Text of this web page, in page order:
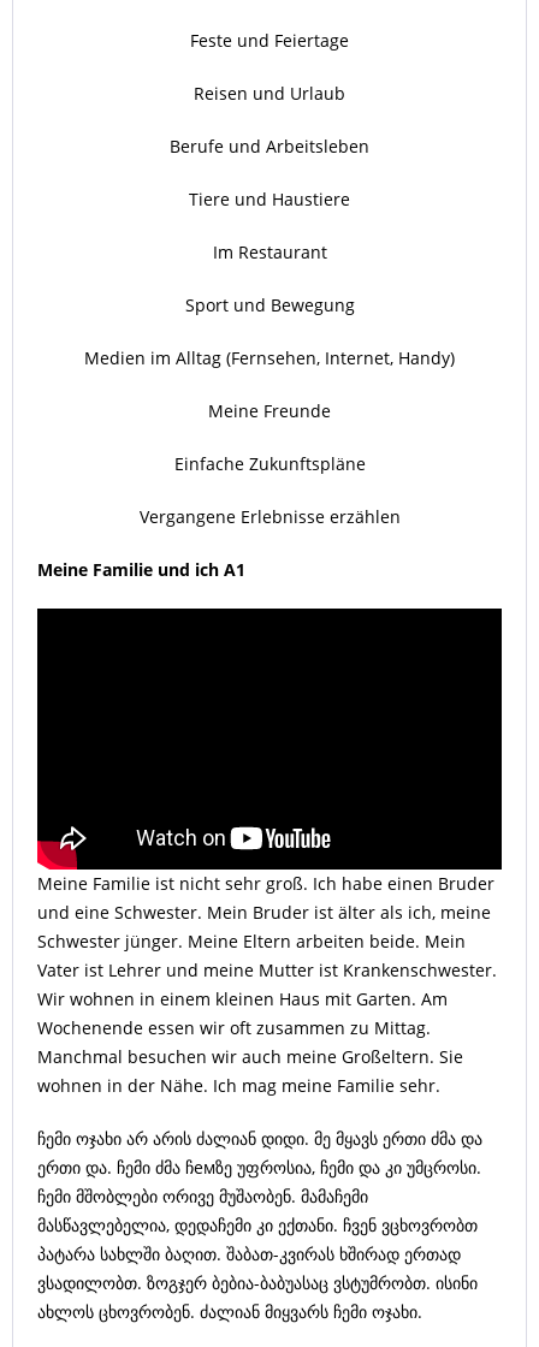
Feste und Feiertage
Reisen und Urlaub
Berufe und Arbeitsleben
Tiere und Haustiere
Im Restaurant
Sport und Bewegung
Medien im Alltag (Fernsehen, Internet, Handy)
Meine Freunde
Einfache Zukunftspläne
Vergangene Erlebnisse erzählen
Meine Familie und ich A1
Meine Familie ist nicht sehr groß. Ich habe einen Bruder
und eine Schwester. Mein Bruder ist älter als ich, meine
Schwester jünger. Meine Eltern arbeiten beide. Mein
Vater ist Lehrer und meine Mutter ist Krankenschwester.
Wir wohnen in einem kleinen Haus mit Garten. Am
Wochenende essen wir oft zusammen zu Mittag.
Manchmal besuchen wir auch meine Großeltern. Sie
wohnen in der Nähe. Ich mag meine Familie sehr.
ჩემი ოჯახი არ არის ძალიან დიდი. მე მყავს ერთი ძმა და
ერთი და. ჩემი ძმა ჩемზე უფროსია, ჩემი და კი უმცროსი.
ჩემი მშობლები ორივე მუშაობენ. მამაჩემი
მასწავლებელია, დედაჩემი კი ექთანი. ჩვენ ვცხოვრობთ
პატარა სახლში ბაღით. შაბათ-კვირას ხშირად ერთად
ვსადილობთ. ზოგჯერ ბებია-ბაბუასაც ვსტუმრობთ. ისინი
ახლოს ცხოვრობენ. ძალიან მიყვარს ჩემი ოჯახი.